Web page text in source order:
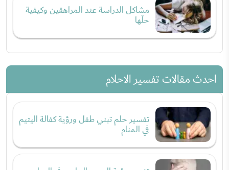
مشاكل الدراسة عند المراهقين وكيفية
حلّها
احدث مقالات تفسير الاحلام
تفسير حلم تبني طفل ورؤية كفالة اليتيم
في المنام